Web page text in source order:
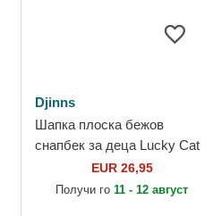
Djinns
Шапка плоска бежов
снапбек за деца Lucky Cat
Linen от DjinnsEUR 26,95
Получи го 11 - 12 август